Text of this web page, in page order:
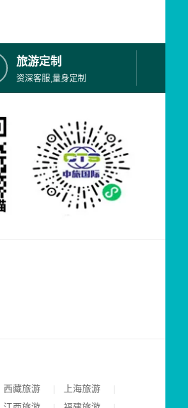
旅游定制
资深客服,量身定制
西藏旅游 上海旅游